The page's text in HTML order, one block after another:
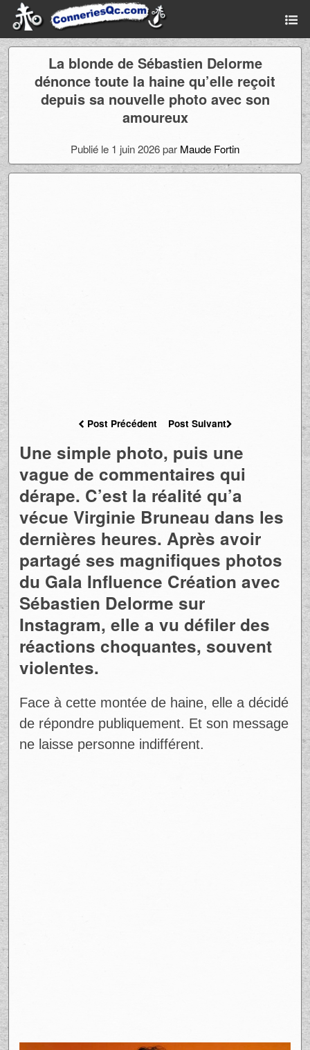
La blonde de Sébastien Delorme
dénonce toute la haine qu’elle reçoit
depuis sa nouvelle photo avec son
amoureux
Publié le 1 juin 2026 par Maude Fortin
Post Précédent Post Suivant
Une simple photo, puis une
vague de commentaires qui
dérape. C’est la réalité qu’a
vécue Virginie Bruneau dans les
dernières heures. Après avoir
partagé ses magnifiques photos
du Gala Influence Création avec
Sébastien Delorme sur
Instagram, elle a vu défiler des
réactions choquantes, souvent
violentes.
Face à cette montée de haine, elle a décidé
de répondre publiquement. Et son message
ne laisse personne indifférent.